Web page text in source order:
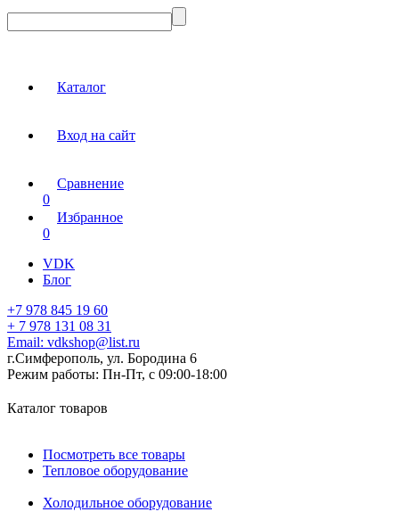
Каталог
Вход на сайт
Сравнение
0
Избранное
0
VDK
Блог
+7 978 845 19 60
+ 7 978 131 08 31
Email: vdkshop@list.ru
г.Симферополь, ул. Бородина 6
Режим работы: Пн-Пт, с 09:00-18:00
Каталог товаров
Посмотреть все товары
Тепловое оборудование
Холодильное оборудование